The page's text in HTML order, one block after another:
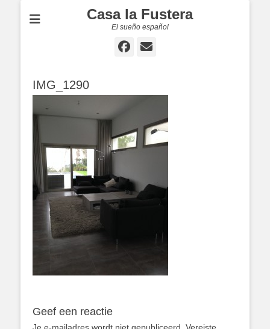
Casa la Fustera
El sueño español
Facebook
E-
IMG_1290
Geef een reactie